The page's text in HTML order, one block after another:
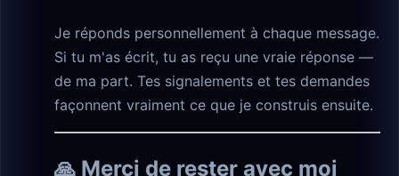
Je réponds personnellement à chaque message.
Si tu m'as écrit, tu as reçu une vraie réponse —
de ma part. Tes signalements et tes demandes
façonnent vraiment ce que je construis ensuite.
🙏 Merci de rester avec moi